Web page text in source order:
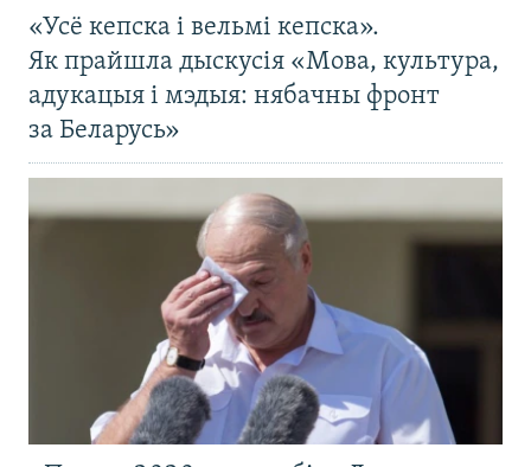
«Усё кепска і вельмі кепска».
Як прайшла дыскусія «Мова, культура,
адукацыя і мэдыя: нябачны фронт
за Беларусь»